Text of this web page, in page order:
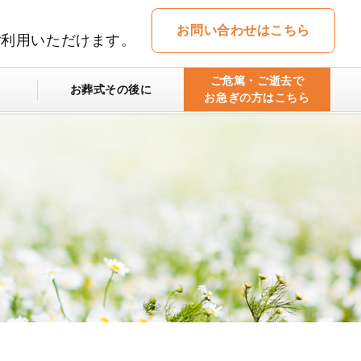
用いただけます。
お問い合わせはこちら
お葬式その後に
ご危篤・ご逝去で
お急ぎの方はこちら